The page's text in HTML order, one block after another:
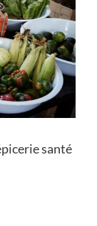
santé